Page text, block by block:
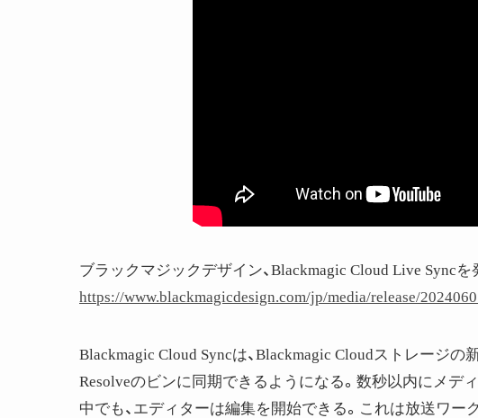
ブラックマジックデザイン、Blackmagic Cloud Live Syncを
https://www.blackmagicdesign.com/jp/media/release/
Blackmagic Cloud Syncは、Blackmagic Cloudストレージ
Resolveのビンに同期できるようになる。数秒以内にメデ
中でも、エディターは編集を開始できる。これは放送ワ